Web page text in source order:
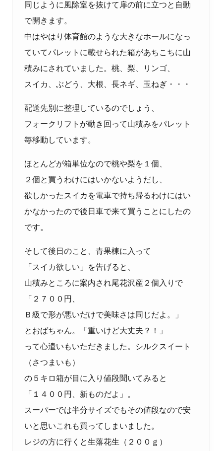
同じように風除室を抜けて扉の前に立つと自動
で開きます。
中はやはり体育館のような大きなホールになっ
ていてパレットに載せられた箱があちこちに山
積みにされていました。桃、梨、リンゴ、
スイカ、ぶどう、大根、長ネギ、玉ねぎ・・・
配送先別に整理しているのでしょう、
フォークリフトが動き回って山積みをパレット
毎移動しています。
ほとんどが箱単位なので桃や梨を１個、
２個と買うわけにはいかないようだし、
欲しかったスイカを電車で持ち帰るわけにはい
かなかったので後日車で来て買うことにしたの
です。
そして後日のこと、青果棟に入って
「スイカ欲しい」を告げると、
山積みところに案内され尾花沢産２個入りで
「２７００円、
Ｂ級で形が悪いだけで美味さは同じだよ。」
とおばちゃん。「重いけど大丈夫？！」
って心遣いもいただきました。シルクスイート
（さつまいも）
の５キロ箱が目に入り値段聞いてみると
「１４００円、新ものだよ」。
スーパーでは半分サイズでもその値段なので安
いと思いこれも買ってしまいました。
レジの方に行くと生落花生（２００ｇ）